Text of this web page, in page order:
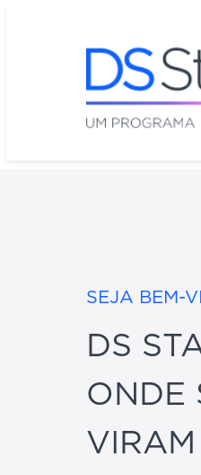
SEJA BEM-
DS
ONDE